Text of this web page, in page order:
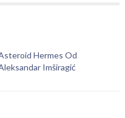
Hermes Od
Imširagić